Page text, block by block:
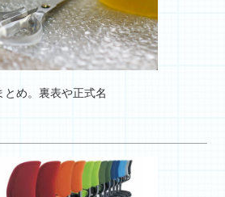
とめ。裏表や正式名